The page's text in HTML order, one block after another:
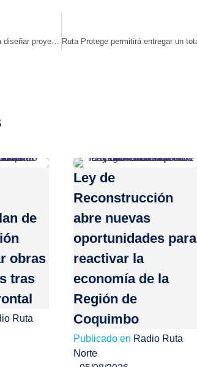
de
obras
tras
Ruta
Ley de
Reconstrucción
abre nuevas
oportunidades para
reactivar la
economía de la
Región de
Coquimbo
Publicado en Radio Ruta
Norte